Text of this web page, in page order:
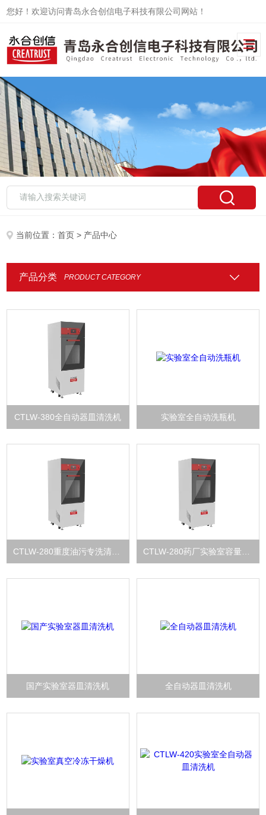
您好！欢迎访问青岛永合创信电子科技有限公司网站！
当前位置：首页 > 产品中心
产品分类 PRODUCT CATEGORY
CTLW-380全自动器皿清洗机 实验室全自动洗瓶机
国产实验室器皿清洗机 全自动器皿清洗机